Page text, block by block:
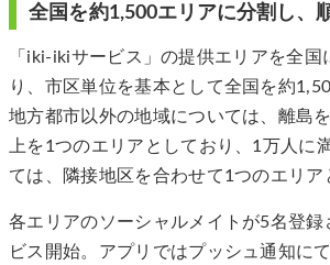
全国を約1,500エリアに分割し、
「iki-ikiサービス」の提供エリアを全国
り、市区単位を基本として全国を約
地方都市以外の地域については、離島
上を1つのエリアとしており、1万人に
ては、隣接地区を合わせて1つのエリア
各エリアのソーシャルメイトが5名登録
ビス開始。アプリではプッシュ通知に